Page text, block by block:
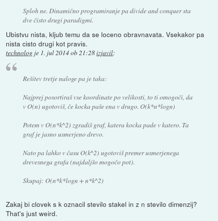
Sploh ne. Dinamično programiranje pa divide and conquer sta
dve čisto drugi paradigmi.
Ubistvu nista, kljub temu da se loceno obravnavata. Vsekakor pa
nista cisto drugi kot pravis.
technolog je 1. jul 2014 ob 21:28izjavil:
Rešitev tretje naloge pa je taka:
Najprej posortiraš vse koordinate po velikosti, to ti omogoči, da
v O(n) ugotoviš, če kocka paše ena v drugo. O(k*n*logn)
Potem v O(n*k^2) zgradiš graf, katera kocka pade v katero. Ta
graf je jasno usmerjeno drevo.
Nato pa lahko v času O(k^2) ugotoviš premer usmerjenega
drevesnega grafa (najdaljšo mogočo pot).
Skupaj: O(n*k*logn + n*k^2)
Zakaj bi clovek s k oznacil stevilo stakel in z n stevilo dimenzij?
That's just weird.